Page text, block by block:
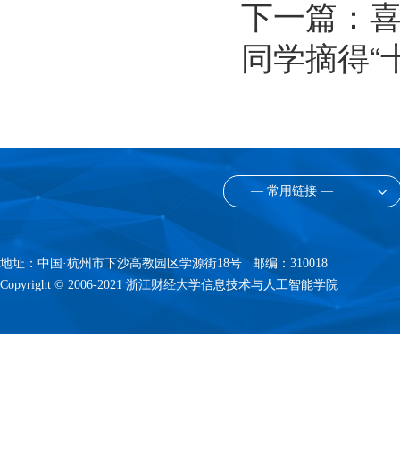
下一篇：
同学摘得“
— 常用链接 —
地址：中国·杭州市下沙高教园区学源街18号 邮编：310018
Copyright © 2006-2021 浙江财经大学信息技术与人工智能学院